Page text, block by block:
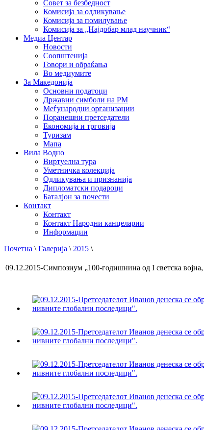
Совет за безбедност
Комисија за одликување
Комисија за помилување
Комисија за „Најдобар млад научник“
Медиа Центар
Новости
Соопштенија
Говори и обраќања
Во медиумите
За Македонија
Основни податоци
Државни симболи на РМ
Меѓународни организации
Поранешни претседатели
Економија и трговија
Туризам
Мапа
Вила Водно
Виртуелна тура
Уметничка колекција
Одликувања и признанија
Дипломатски подароци
Баталјон за почести
Контакт
Контакт
Контакт Народни канцеларии
Информации
Почетна \Галерија \2015 \
09.12.2015-Симпозиум „100-годишнина од I светска